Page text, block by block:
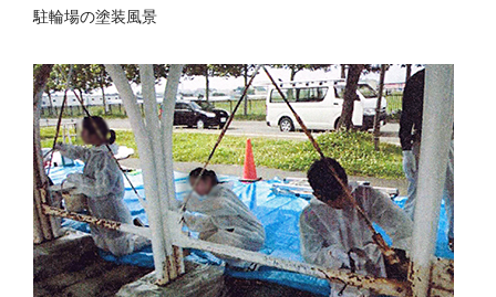
駐輪場の塗装風景